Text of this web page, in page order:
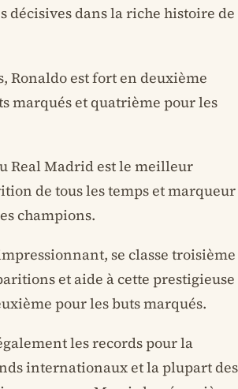
décisives dans la riche histoire de
Ronaldo est fort en deuxième
marqués et quatrième pour les
Real Madrid est le meilleur
de tous les temps et marqueur
champions.
se classe troisième
et aide à cette prestigieuse
pour les buts marqués.
les records pour la
internationaux et la plupart des